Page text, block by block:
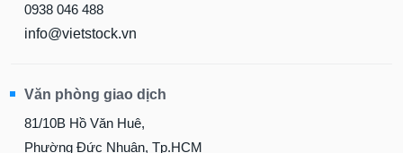
0938 046 488
info@vietstock.vn
Văn phòng giao dịch
81/10B Hồ Văn Huê,
Phường Đức Nhuận, Tp.HCM